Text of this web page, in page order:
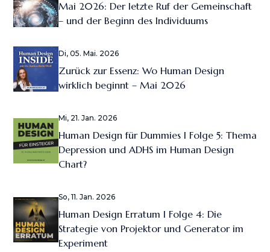
Mai 2026: Der letzte Ruf der Gemeinschaft
– und der Beginn des Individuums
Di, 05. Mai. 2026
Zurück zur Essenz: Wo Human Design
wirklich beginnt – Mai 2026
Mi, 21. Jan. 2026
Human Design für Dummies I Folge 5: Thema
Depression und ADHS im Human Design
Chart?
So, 11. Jan. 2026
Human Design Erratum I Folge 4: Die
Strategie von Projektor und Generator im
Experiment